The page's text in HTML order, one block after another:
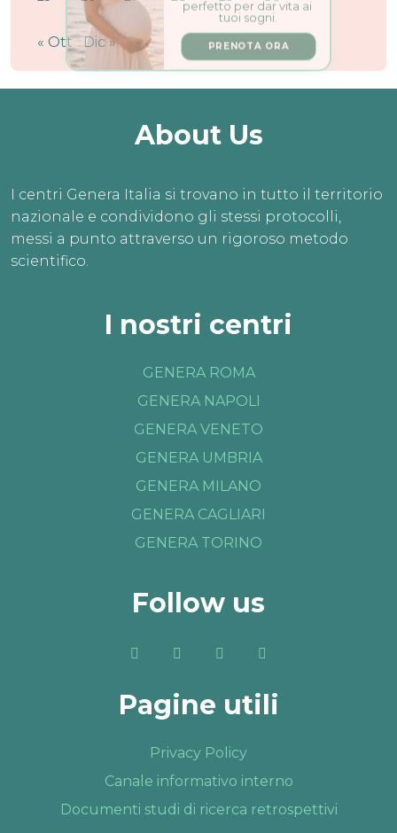
« Ott Dic »
About Us
I centri Genera Italia si trovano in tutto il territorio
nazionale e condividono gli stessi protocolli,
messi a punto attraverso un rigoroso metodo
scientifico.
I nostri centri
GENERA ROMA
GENERA NAPOLI
GENERA VENETO
GENERA UMBRIA
GENERA MILANO
GENERA CAGLIARI
GENERA TORINO
Follow us
Pagine utili
Privacy Policy
Canale informativo interno
Documenti studi di ricerca retrospettivi
tuoi sogni.
PRENOTA ORA